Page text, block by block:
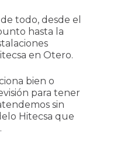
todo, desde el
hasta la
en Otero.
bien o
para tener
sin
Hitecsa que